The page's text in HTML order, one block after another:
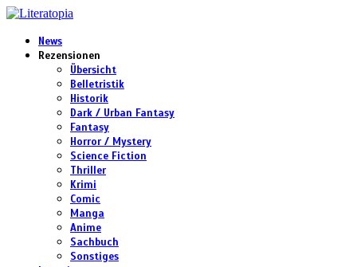
News
Rezensionen
Übersicht
Belletristik
Historik
Dark / Urban Fantasy
Fantasy
Horror / Mystery
Science Fiction
Thriller
Krimi
Comic
Manga
Anime
Sachbuch
Sonstiges